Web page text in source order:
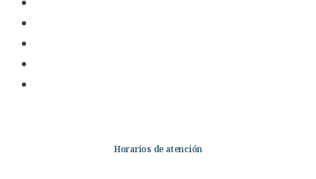
Horarios de atención